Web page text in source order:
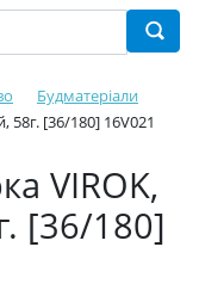
Будматеріали
58г. [36/180] 16V021
VIROK,
[36/180]